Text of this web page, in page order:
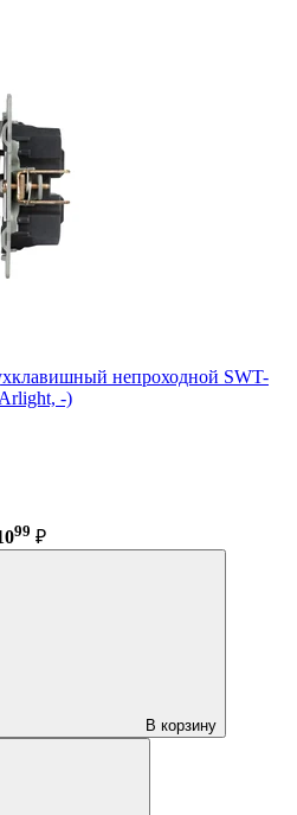
непроходной SWT-
-)
99 ₽
В корзину